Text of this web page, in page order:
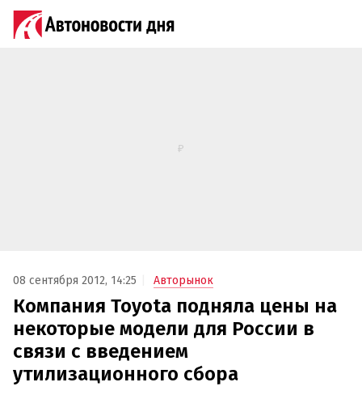
08 сентября 2012, 14:25 Авторынок
Компания Toyota подняла цены на
некоторые модели для России в
связи с введением
утилизационного сбора